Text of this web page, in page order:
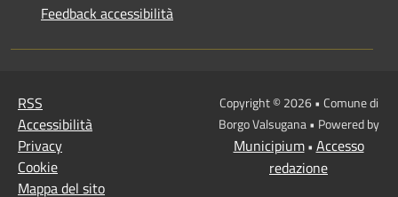
Feedback accessibilità
RSS
Accessibilità
Privacy
Cookie
Mappa del sito
Copyright © 2026 • Comune di
Borgo Valsugana • Powered by
Municipium• Accesso
redazione